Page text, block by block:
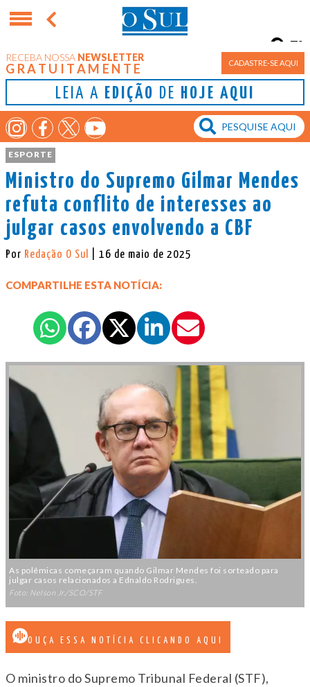
RECEBA NOSSA NEWSLETTER
GRATUITAMENTE CADASTRE-SE AQUI
LEIA A EDIÇÃO DE HOJE AQUI
Porto Alegre
7°
ESPORTE
Ministro do Supremo Gilmar Mendes
refuta conflito de interesses ao
julgar casos envolvendo a CBF
Por Redação O Sul | 16 de maio de 2025
COMPARTILHE ESTA NOTÍCIA:
As polêmicas começaram quando Gilmar Mendes foi sorteado para
julgar casos relacionados a Ednaldo Rodrigues.
Foto: Nelson Jr./SCO/STF
OUÇA ESSA NOTÍCIA CLICANDO AQUI
O ministro do Supremo Tribunal Federal (STF),